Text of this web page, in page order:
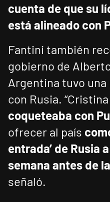
cuenta de que su
está alineado con
Fantini también
gobierno de
Argentina tuvo
con Rusia.
coqueteaba con
ofrecer al país
entrada’ de Rusia
semana antes de
señaló.